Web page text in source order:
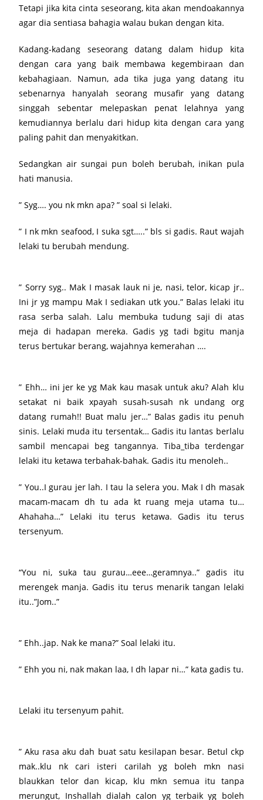
Tetapi jika kita cinta seseorang, kita akan mendoakannya
agar dia sentiasa bahagia walau bukan dengan kita.
Kadang-kadang seseorang datang dalam hidup kita
dengan cara yang baik membawa kegembiraan dan
kebahagiaan. Namun, ada tika juga yang datang itu
sebenarnya hanyalah seorang musafir yang datang
singgah sebentar melepaskan penat lelahnya yang
kemudiannya berlalu dari hidup kita dengan cara yang
paling pahit dan menyakitkan.
Sedangkan air sungai pun boleh berubah, inikan pula
hati manusia.
” Syg…. you nk mkn apa? ” soal si lelaki.
” I nk mkn seafood, I suka sgt…..” bls si gadis. Raut wajah
lelaki tu berubah mendung.
” Sorry syg.. Mak I masak lauk ni je, nasi, telor, kicap jr..
Ini jr yg mampu Mak I sediakan utk you.” Balas lelaki itu
rasa serba salah. Lalu membuka tudung saji di atas
meja di hadapan mereka. Gadis yg tadi bgitu manja
terus bertukar berang, wajahnya kemerahan ….
” Ehh… ini jer ke yg Mak kau masak untuk aku? Alah klu
setakat ni baik xpayah susah-susah nk undang org
datang rumah!! Buat malu jer…” Balas gadis itu penuh
sinis. Lelaki muda itu tersentak… Gadis itu lantas berlalu
sambil mencapai beg tangannya. Tiba_tiba terdengar
lelaki itu ketawa terbahak-bahak. Gadis itu menoleh..
” You..I gurau jer lah. I tau la selera you. Mak I dh masak
macam-macam dh tu ada kt ruang meja utama tu…
Ahahaha…” Lelaki itu terus ketawa. Gadis itu terus
tersenyum.
“You ni, suka tau gurau…eee…geramnya..” gadis itu
merengek manja. Gadis itu terus menarik tangan lelaki
itu..”Jom..”
” Ehh..jap. Nak ke mana?” Soal lelaki itu.
” Ehh you ni, nak makan laa, I dh lapar ni…” kata gadis tu.
Lelaki itu tersenyum pahit.
” Aku rasa aku dah buat satu kesilapan besar. Betul ckp
mak..klu nk cari isteri carilah yg boleh mkn nasi
blaukkan telor dan kicap, klu mkn semua itu tanpa
merungut, Inshallah dialah calon yg terbaik yg boleh